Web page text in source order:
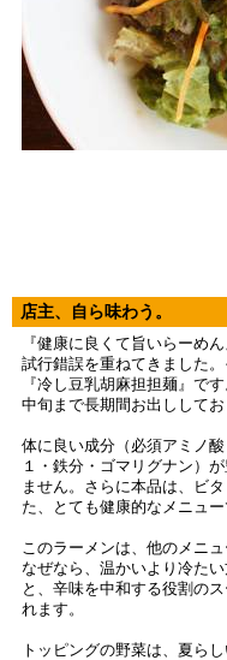
店主、自ら味わう。
『健康に良くて旨いらーめ
試行錯誤を重ねてきました
『冷し豆乳胡麻担担麺』で
中旬まで長期間お出ししてお
体に良い成分（必須アミノ
１・鉄分・ゴマリグナン）
ません。さらに本品は、ビ
た、とても健康的なメニュー
このラーメンは、他のメニ
なぜなら、温かいより冷た
と、辛味を中和する役割の
れます。
トッピングの野菜は、夏ら